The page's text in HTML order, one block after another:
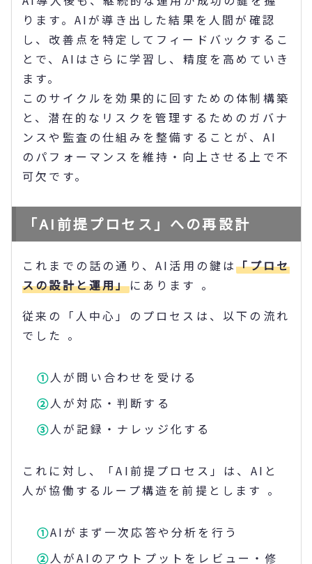
ります。AIが導き出した結果を人間が確認
し、改善点を特定してフィードバックするこ
とで、AIはさらに学習し、精度を高めていき
ます。
このサイクルを効果的に回すための体制構築
と、潜在的なリスクを管理するためのガバナ
ンスや監査の仕組みを整備することが、AI
のパフォーマンスを維持・向上させる上で不
可欠です。
「AI前提プロセス」への再設計
これまでの話の通り、AI活用の鍵は「プロセ
スの設計と運用」にあります 。
従来の「人中心」のプロセスは、以下の流れ
でした 。
人が問い合わせを受ける
人が対応・判断する
人が記録・ナレッジ化する
これに対し、「AI前提プロセス」は、AIと
人が協働するループ構造を前提とします 。
AIがまず一次応答や分析を行う
人がAIのアウトプットをレビュー・修